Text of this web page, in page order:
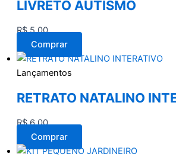
LIVRETO AUTISMO
R$5,00
Comprar
Lançamentos
RETRATO NATALINO
R$6,00
Comprar